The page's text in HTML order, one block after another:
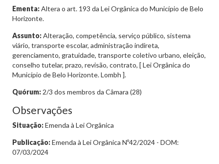
Ementa:Altera o art. 193 da Lei Orgânica do Município de Belo
Horizonte.
Assunto:Alteração, competência, serviço público, sistema
viário, transporte escolar, administração indireta,
gerenciamento, gratuidade, transporte coletivo urbano, eleição,
conselho tutelar, prazo, revisão, contrato, [ Lei Orgânica do
Município de Belo Horizonte. Lombh ].
Quórum: 2/3 dos membros da Câmara (28)
Observações
Situação:Emenda à Lei Orgânica
Publicação:Emenda à Lei Orgânica Nº42/2024 - DOM:
07/03/2024